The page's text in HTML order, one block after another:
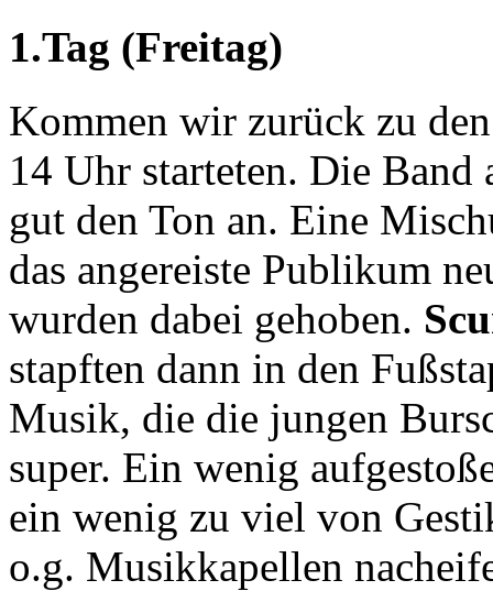
1.Tag (Freitag)
Kommen wir zurück zu
14 Uhr starteten. Die
gut den Ton an. Eine
das angereiste Publikum
wurden dabei gehoben.
stapften dann in den
Musik, die die jungen
super. Ein wenig
ein wenig zu viel von
o.g. Musikkapellen